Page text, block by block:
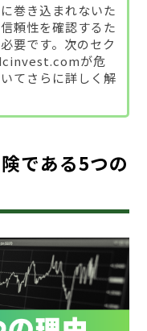
巻き込まれないた
頼性を確認するた
要です。次のセク
が危
てさらに詳しく解
である5つの